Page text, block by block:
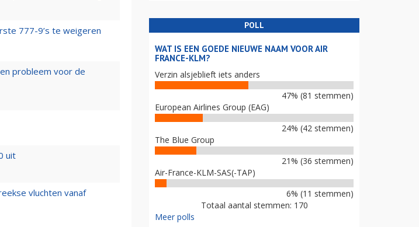
777-9’s te weigeren
probleem voor de
uit
vluchten vanaf
POLL
WAT IS EEN GOEDE NIEUWE NAAM VOOR AIR
FRANCE-KLM?
Verzin alsjeblieft iets anders
47% (81 stemmen)
European Airlines Group (EAG)
24% (42 stemmen)
The Blue Group
21% (36 stemmen)
Air-France-KLM-SAS(-TAP)
6% (11 stemmen)
Totaal aantal stemmen: 170
Meer polls